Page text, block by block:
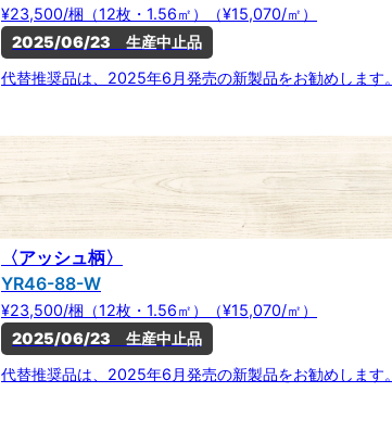
¥23,500/梱（12枚・1.56㎡）（¥15,070/㎡）
2025/06/23　生産中止品
代替推奨品は、2025年6月発売の新製品をお勧めします。
〈アッシュ柄〉
YR46-88-W
¥23,500/梱（12枚・1.56㎡）（¥15,070/㎡）
2025/06/23　生産中止品
代替推奨品は、2025年6月発売の新製品をお勧めします。